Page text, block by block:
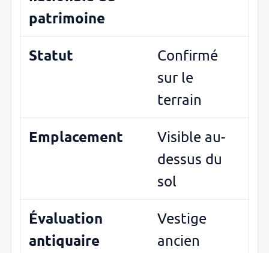
patrimoine
Statut
Confirmé
sur le
terrain
Emplacement
Visible au-
dessus du
sol
Évaluation
antiquaire
Vestige
ancien